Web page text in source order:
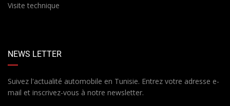
Visite technique
NEWS LETTER
Suivez l'actualité automobile en Tunisie. Entrez votre adresse e-
mail et inscrivez-vous à notre newsletter.